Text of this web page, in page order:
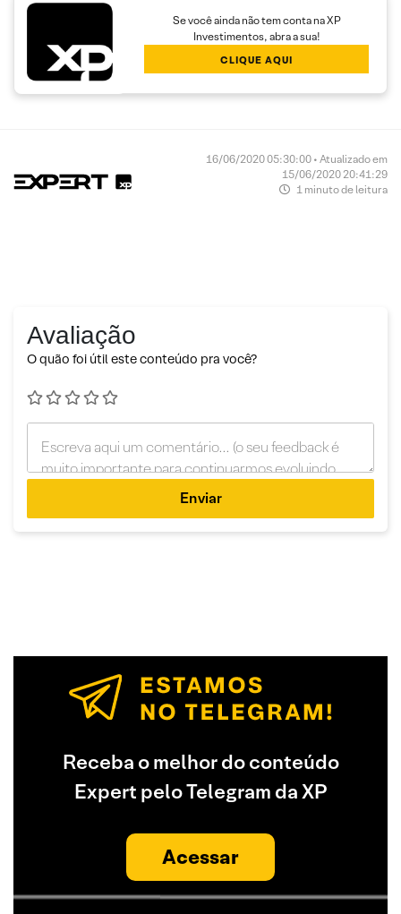
Se você ainda não tem conta na XP
Investimentos, abra a sua!
CLIQUE AQUI
16/06/2020 05:30:00 • Atualizado em
15/06/2020 20:41:29
1 minuto de leitura
Avaliação
O quão foi útil este conteúdo pra você?
Enviar
Receba o melhor do conteúdo
Expert pelo Telegram da XP
Acessar